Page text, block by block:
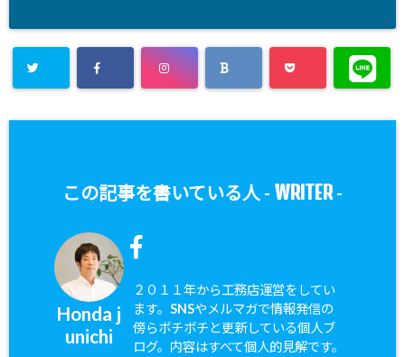
この記事を書いている人 - WRITER-
Honda j
unichi
２０１１年から工務店運営をしてい
ます。SNSやメルマガで情報発信の
傍らボチボチと更新している個人ブ
ログ。内容はすべて個人的見解です。